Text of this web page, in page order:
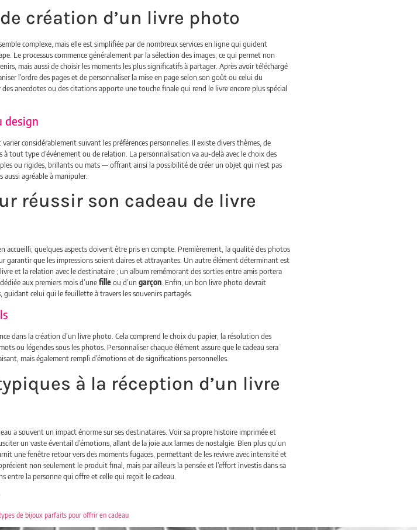
création d’un livre photo
complexe, mais elle est simplifiée par de nombreux services en ligne qui guident
Le processus commence généralement par la sélection des images, ce qui permet non
mais aussi de choisir les moments les plus significatifs à partager. Après avoir téléchargé
l’ordre des pages et de personnaliser la mise en page selon son goût ou celui du
anecdotes ou des citations apporte une touche finale qui rend le livre encore plus spécial
design
considérablement suivant les préférences personnelles. Il existe divers thèmes, de
à tout type d’événement ou de relation. La personnalisation va au-delà avec le choix des
ou rigides, brillants ou mats — offrant ainsi la possibilité de créer un objet qui n’est pas
aussi agréable à manipuler.
réussir son cadeau de livre
accueilli, quelques aspects doivent être pris en compte. Premièrement, la qualité des photos
garantir que les impressions soient claires et attrayantes. Un autre élément déterminant est
et la relation avec le destinataire ; un album remémorant des sorties entre amis portera
aux premiers mois d’unefilleou d’un garçon . Enfin, un bon livre photo devrait
guidant celui qui le feuillette à travers les souvenirs partagés.
dans la création d’un livre photo. Cela comprend le choix du papier, la résolution des
ou légendes sous les photos. Personnaliser chaque élément assure que le cadeau sera
mais également rempli d’émotions et de significations personnelles.
à la réception d’un livre
a souvent un impact énorme sur ses destinataires. Voir sa propre histoire imprimée et
un vaste éventail d’émotions, allant de la joie aux larmes de nostalgie. Bien plus qu’un
une fenêtre retour vers des moments fugaces, permettant de les revivre avec intensité et
non seulement le produit final, mais par ailleurs la pensée et l’effort investis dans sa
entre la personne qui offre et celle qui reçoit le cadeau.
de bijoux parfaits pour offrir en cadeau